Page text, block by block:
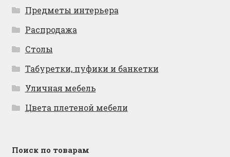
Предметы интерьера
Распродажа
Столы
Табуретки, пуфики и банкетки
Уличная мебель
Цвета плетеной мебели
Поиск по товарам